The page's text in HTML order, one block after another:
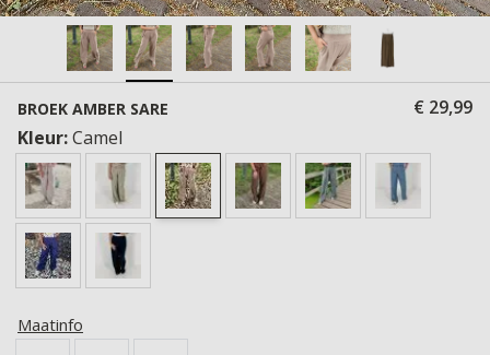
BROEK AMBER SARE
€ 29,99
Kleur:Camel
Maatinfo